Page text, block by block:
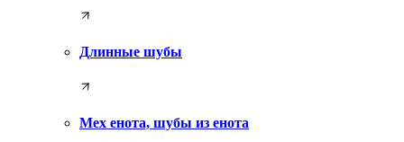
Длинные шубы
Мех енота, шубы из енота